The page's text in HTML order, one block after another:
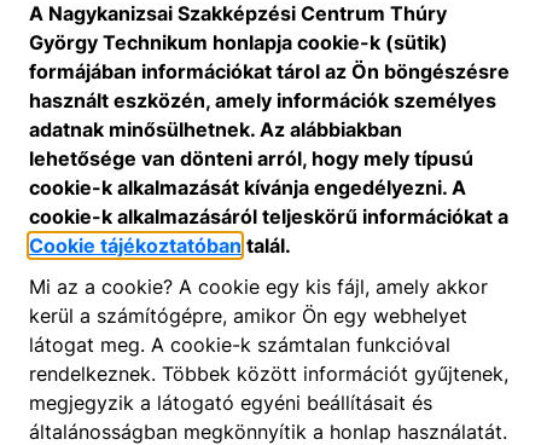
A Nagykanizsai Szakképzési Centrum Thúry
György Technikum honlapja cookie-k (sütik)
formájában információkat tárol az Ön böngészésre
használt eszközén, amely információk személyes
adatnak minősülhetnek. Az alábbiakban
lehetősége van dönteni arról, hogy mely típusú
cookie-k alkalmazását kívánja engedélyezni. A
cookie-k alkalmazásáról teljeskörű információkat a
Cookie tájékoztatóban talál.
Mi az a cookie? A cookie egy kis fájl, amely akkor
kerül a számítógépre, amikor Ön egy webhelyet
látogat meg. A cookie-k számtalan funkcióval
rendelkeznek. Többek között információt gyűjtenek,
megjegyzik a látogató egyéni beállításait és
általánosságban megkönnyítik a honlap használatát.